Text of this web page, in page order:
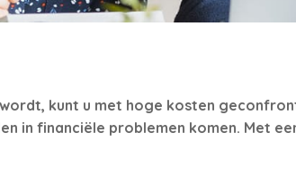
kunt u met hoge kosten
in financiële problemen komen. Met